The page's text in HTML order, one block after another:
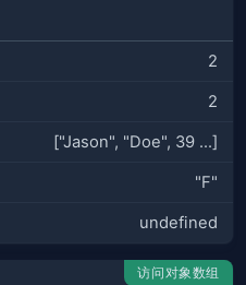
2
2
["Jason", "Doe", 39 ...]
"F"
undefined
访问对象数组